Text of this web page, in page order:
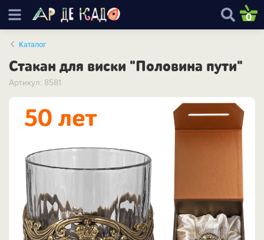
0
Каталог
Стакан для виски "Половина пути"
Артикул: 8581